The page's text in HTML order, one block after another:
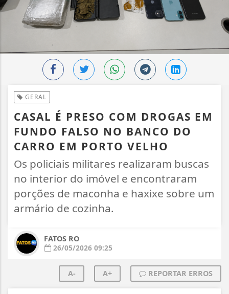
GERAL
CASAL É PRESO COM DROGAS EM
FUNDO FALSO NO BANCO DO
CARRO EM PORTO VELHO
Os policiais militares realizaram buscas
no interior do imóvel e encontraram
porções de maconha e haxixe sobre um
armário de cozinha.
FATOS RO
26/05/2026 09:25
A- A+ REPORTAR ERROS